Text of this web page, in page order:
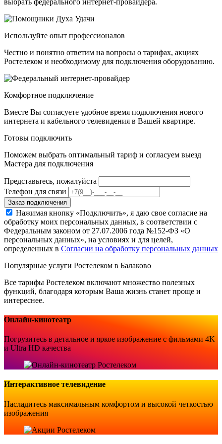
Используйте опыт профессионалов
Честно и понятно ответим на вопросы о тарифах, акциях
Ростелеком и необходимому для подключения оборудованию.
Комфортное подключение
Вместе Вы согласуете удобное время подключения нового
интернета и кабельного телевидения в Вашей квартире.
Готовы подключить
Поможем выбрать оптимальный тариф и согласуем выезд
Мастера для подключения
Представьтесь, пожалуйста
Телефон для связи
Заказ подключения
Нажимая кнопку «Подключить», я даю свое согласие на
обработку моих персональных данных, в соответствии с
Федеральным законом от 27.07.2006 года №152-ФЗ «О
персональных данных», на условиях и для целей,
определенных в Согласии на обработку персональных данных
Популярные услуги Ростелеком в Балаково
Все тарифы Ростелеком включают множество полезных
функций, благодаря которым Ваша жизнь станет проще и
интереснее.
Онлайн-кинотеатр
Погрузитесь в детальное и яркое изображение с фильмами 4K
и Ultra HD качества
Интерактивное телевидение
Насладитесь максимальным комфортом и высокой четкостью
изображения